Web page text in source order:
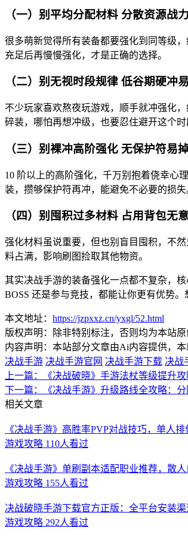
（一）别平均分配材料 分散资源战
很多萌新觉得所有装备都要强化到同等级
充足后再慢慢强化，才是正确的选择。
（二）别无视时段规律 低谷期硬冲
不少玩家喜欢熬夜玩游戏，顺手就冲强化
碎装，哪怕再想冲级，也要忍住避开这个时
（三）别裸冲高阶强化 无保护符易
10 阶以上的高阶强化，千万别抱着侥幸心
装，攒够保护符再冲，能避免不必要的损失
（四）别囤积过多材料 占用背包无
强化材料虽说重要，但也别盲目囤积，不
料占满，影响刷图捡取其他物资。
其实决战手游的装备强化一点都不复杂，
BOSS 还是参与竞技，都能让你更有优势
本文地址： https://jzpxxz.cn/yxgl/52.html
版权声明：除非特别标注，否则均为本站
内容声明：本站部分文章由Ai内容提供，
决战手游 决战手游官网 决战手游下载 决战
上一篇：
《决战破晓》手游法杖等级提升
下一篇：
《决战手游》升级路线全攻略：
相关文章
《决战手游》高胜率PVP对战技巧，单人
游戏攻略 110人看过
《决战手游》单刷副本适配职业推荐，散
游戏攻略 155人看过
决战破晓手游下载官方正版：全平台安装
游戏攻略 292人看过